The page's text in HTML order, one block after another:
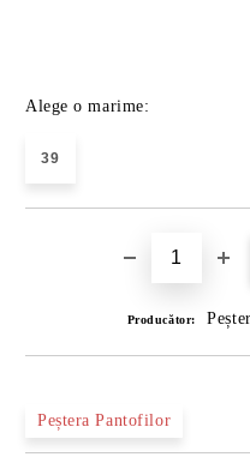
Alege o marime:
39
Producător:
Peștera Pantofilor